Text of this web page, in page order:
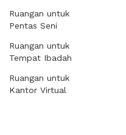
Ruangan untuk
Pentas Seni
Ruangan untuk
Tempat Ibadah
Ruangan untuk
Kantor Virtual